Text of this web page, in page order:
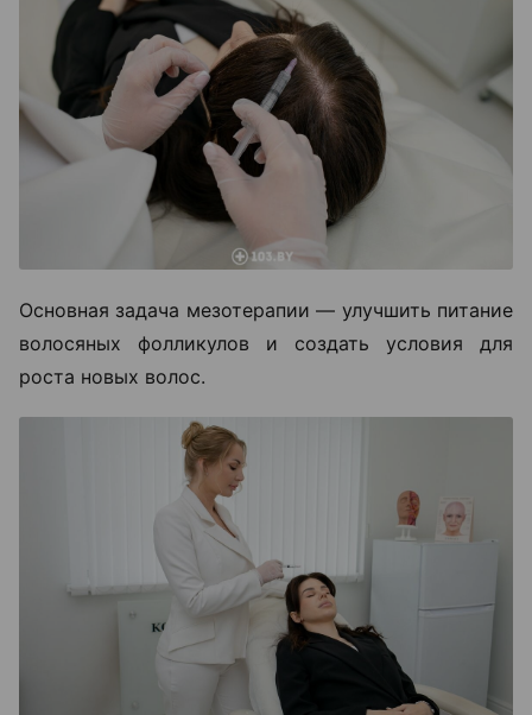
Основная задача мезотерапии — улучшить питание
волосяных фолликулов и создать условия для
роста новых волос.